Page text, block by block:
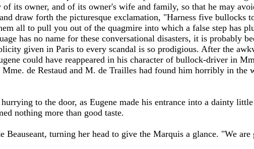
its owner, and of its owner's wife and family, so that he may
draw forth the picturesque exclamation, "Harness five bullocks
all to pull you out of the quagmire into which a false step has
has no name for these conversational disasters, it is probably
given in Paris to every scandal is so prodigious. After the
could have reappeared in his character of bullock-driver in
de Restaud and M. de Trailles had found him horribly in the
to the door, as Eugene made his entrance into a dainty
nothing more than good taste.
turning her head to give the Marquis a glance. "We are